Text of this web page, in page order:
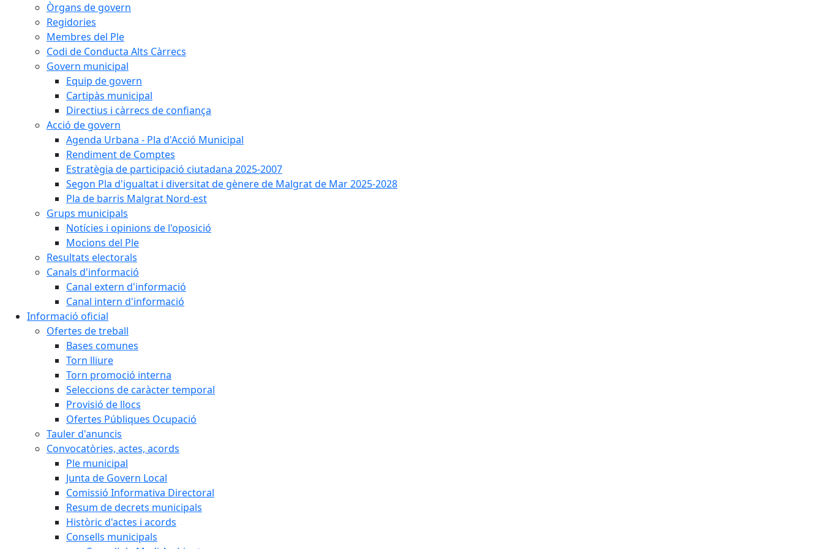
Òrgans de govern
Regidories
Membres del Ple
Codi de Conducta Alts Càrrecs
Govern municipal
Equip de govern
Cartipàs municipal
Directius i càrrecs de confiança
Acció de govern
Agenda Urbana - Pla d'Acció Municipal
Rendiment de Comptes
Estratègia de participació ciutadana 2025-2007
Segon Pla d'igualtat i diversitat de gènere de Malgrat de Mar 2025-2028
Pla de barris Malgrat Nord-est
Grups municipals
Notícies i opinions de l'oposició
Mocions del Ple
Resultats electorals
Canals d'informació
Canal extern d'informació
Canal intern d'informació
Informació oficial
Ofertes de treball
Bases comunes
Torn lliure
Torn promoció interna
Seleccions de caràcter temporal
Provisió de llocs
Ofertes Públiques Ocupació
Tauler d'anuncis
Convocatòries, actes, acords
Ple municipal
Junta de Govern Local
Comissió Informativa Directoral
Resum de decrets municipals
Històric d'actes i acords
Consells municipals